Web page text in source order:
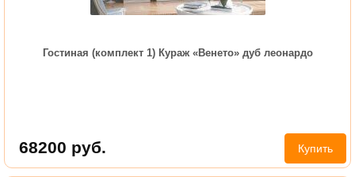
Гостиная (комплект 1) Кураж «Венето» дуб леонардо
68200 руб. Купить